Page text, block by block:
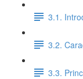
3.1.
3.2.
3.3.